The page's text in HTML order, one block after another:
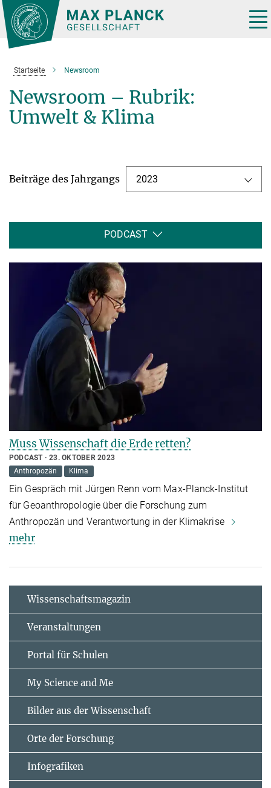
Hauptinhalt
Startseite Newsroom
Newsroom – Rubrik:
Umwelt & Klima
Beiträge des Jahrgangs 2023
PODCAST
Muss Wissenschaft die Erde retten?
PODCAST
23. OKTOBER 2023
Anthropozän
Klima
Ein Gespräch mit Jürgen Renn vom Max-Planck-Institut
für Geoanthropologie über die Forschung zum
Anthropozän und Verantwortung in der Klimakrise
mehr
Wissenschaftsmagazin
Veranstaltungen
Portal für Schulen
My Science and Me
Bilder aus der Wissenschaft
Orte der Forschung
Infografiken